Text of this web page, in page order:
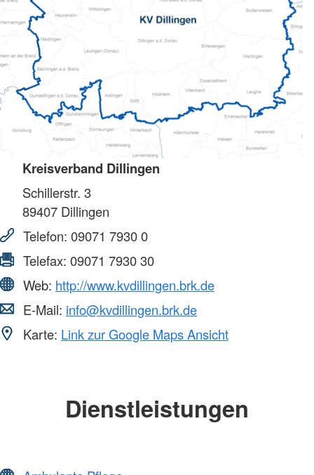
Kreisverband Dillingen
Schillerstr. 3
89407 Dillingen
Telefon: 09071 7930 0
Telefax: 09071 7930 30
Web: http://www.kvdillingen.brk.de
E-Mail: info@kvdillingen.brk.de
Karte: Link zur Google Maps Ansicht
Dienstleistungen